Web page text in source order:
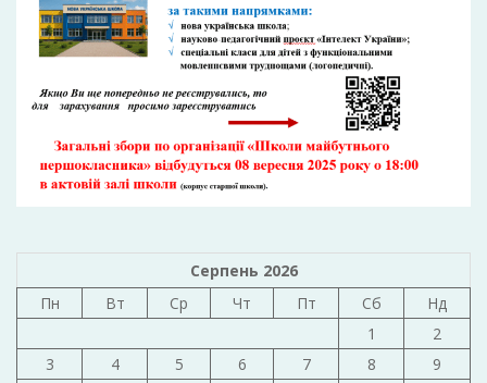
Серпень 2026
Пн
Вт Ср Чт Пт Сб
Нд
1
2
3
4 5 6 7 8
9